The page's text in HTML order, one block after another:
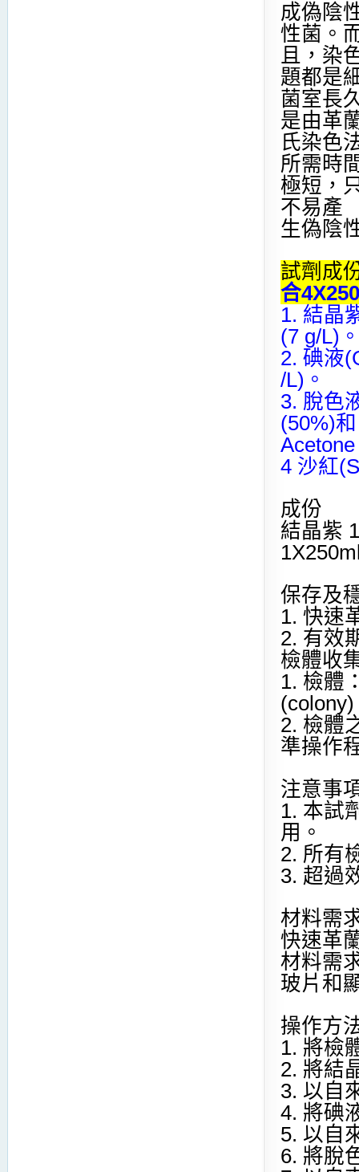
成偽陰
性菌。
且，染
題都是
菌室長
是由革
氏染色
所需時
極短，
不易產
生偽陰
試劑成
合
1. 結晶
(7 g/L)
2. 碘液
/L)。
3. 脫色
(50%)和
4 沙紅
成份
結晶紫
保存及
1. 快速
2. 有效
檢體收
1. 檢體
(colony)
2. 檢體
準操作
注意事
1. 本試
用。
2. 所有
3. 超過
材料需
快速革
材料需
玻片和
操作方
1. 將檢
2. 將結
3. 以自
4. 將碘
5. 以自
6. 將脫